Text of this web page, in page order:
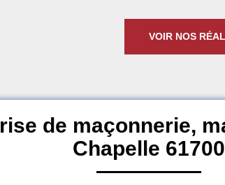
VOIR NOS
de maçonnerie,
Chapelle 61700